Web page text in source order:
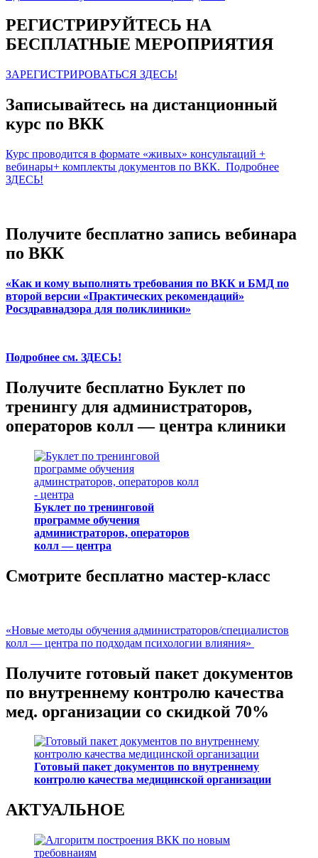
РЕГИСТРИРУЙТЕСЬ НА
БЕСПЛАТНЫЕ МЕРОПРИЯТИЯ
ЗАРЕГИСТРИРОВАТЬСЯ ЗДЕСЬ!
Записывайтесь на дистанционный
курс по ВКК
Курс проводится в формате «живых» консультаций +
вебинары+ комплекты документов по ВКК. Подробнее
ЗДЕСЬ!
Получите бесплатно запись вебинара
по ВКК
«Как и кому выполнять требования по ВКК и БМД по
второй версии «Практических рекомендаций»
Росздравнадзора для поликлиники»
Подробнее см. ЗДЕСЬ!
Получите бесплатно Буклет по
тренингу для администраторов,
операторов колл — центра клиники
Буклет по тренинговой
программе обучения
администраторов, операторов
колл — центра
Смотрите бесплатно мастер-класс
«Новые методы обучения администраторов/специалистов
колл — центра по подходам психологии влияния»
Получите готовый пакет документов
по внутреннему контролю качества
мед. организации со скидкой 70%
Готовый пакет документов по внутреннему
контролю качества медицинской организации
АКТУАЛЬНОЕ